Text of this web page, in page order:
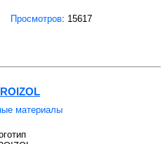
Просмотров: 15617
материалы